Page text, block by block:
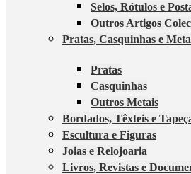
Selos, Rótulos e
Outros Artigos
Pratas, Casquinhas e
Pratas
Casquinhas
Outros Metais
Bordados, Têxteis e
Escultura e Figuras
Joias e Relojoaria
Livros, Revistas e